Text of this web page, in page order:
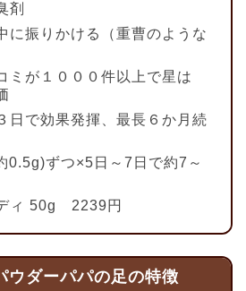
剤
に振りかける（重曹のような
ミが１０００件以上で星は
日で効果発揮、最長６か月続
0.5g)ずつ×5日～7日で約7～
ィ 50g 2239円
ウダーパパの足の特徴